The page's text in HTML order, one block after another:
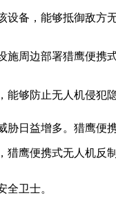
备，能够抵御敌方
周边部署猎鹰便携
够防止无人机侵犯
胁日益增多。猎鹰
鹰便携式无人机反
卫士。